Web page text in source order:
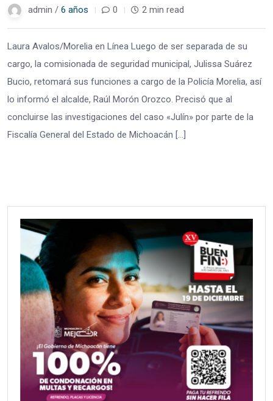
admin / 6 años 0 2 min read
Laura Avalos/Morelia en Línea Luego de ser separada de su
cargo, la comisionada de seguridad municipal, Julissa Suárez
Bucio, retomará sus funciones a cargo de la Policía Morelia, así
lo informó el alcalde, Raúl Morón Orozco. Precisó que al
concluirse las investigaciones del caso «Julín» por parte de la
Fiscalía General del Estado de Michoacán […]